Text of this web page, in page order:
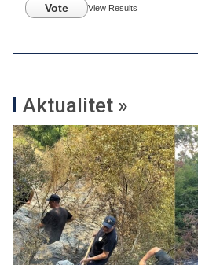
Vote View Results
Aktualitet »